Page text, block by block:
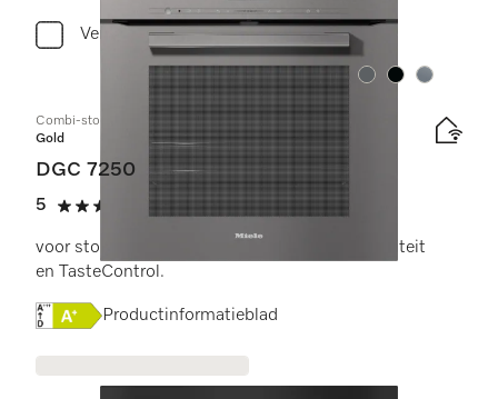
Vergelijken
Kleur:Kleur:Kleur:
Combi-stoomoven
Gold
DGC 7250
5
5 sterren op 5
voor stomen, bakken en braden met connectiviteit
en TasteControl.
Online Label Flag, Energielabel
Productinformatieblad